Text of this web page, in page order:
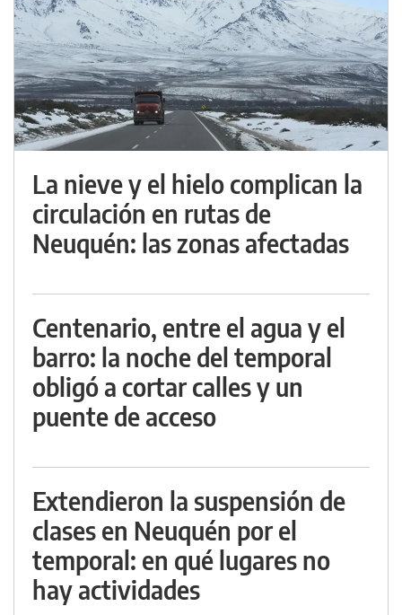
La nieve y el hielo complican la
circulación en rutas de
Neuquén: las zonas afectadas
Centenario, entre el agua y el
barro: la noche del temporal
obligó a cortar calles y un
puente de acceso
Extendieron la suspensión de
clases en Neuquén por el
temporal: en qué lugares no
hay actividades